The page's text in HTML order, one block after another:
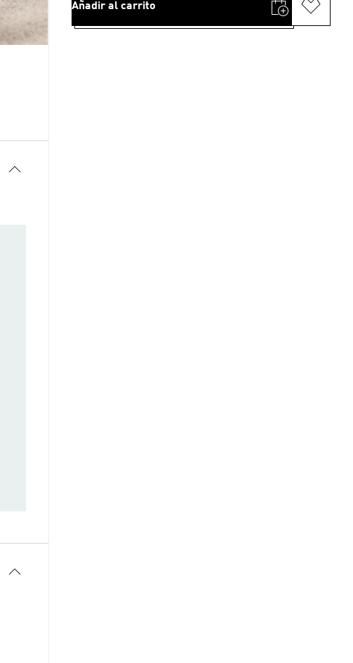
Añadir al carrito